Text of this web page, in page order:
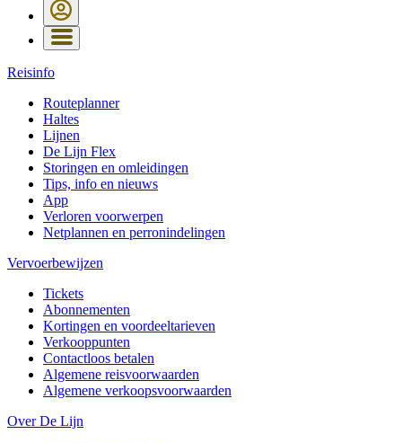
Reisinfo
Routeplanner
Haltes
Lijnen
De Lijn Flex
Storingen en omleidingen
Tips, info en nieuws
App
Verloren voorwerpen
Netplannen en perronindelingen
Vervoerbewijzen
Tickets
Abonnementen
Kortingen en voordeeltarieven
Verkooppunten
Contactloos betalen
Algemene reisvoorwaarden
Algemene verkoopsvoorwaarden
Over De Lijn